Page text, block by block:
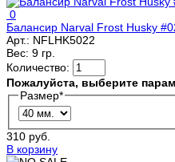
0
Балансир Narval Frost Husky
Арт.: NFLHK5022
Вес: 9 гр.
Количество:
Пожалуйста, выберите
Размер*
310 руб.
В корзину